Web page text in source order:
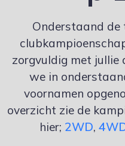
Onderstaand de
zorgvuldig met jullie
we in
voornamen
overzicht zie de
hier; 2WD,